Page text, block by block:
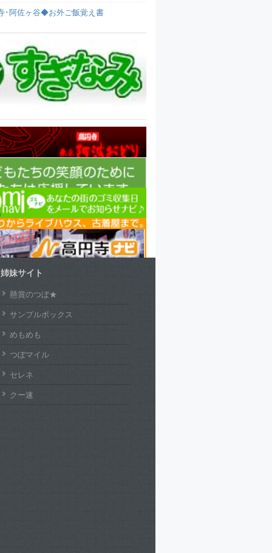
･阿佐ヶ谷◆お外ご飯覚え書
姉妹サイト
懸賞のつぼ★
サンプルボックス
めもめも
つぼマイル
セレネ
クー速